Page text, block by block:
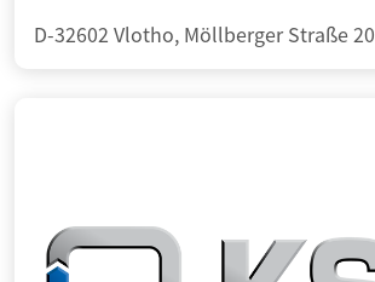
D-32602 Vlotho, Möllberger Straße 20